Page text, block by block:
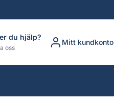
du hjälp?
oss
Mitt kundkonto